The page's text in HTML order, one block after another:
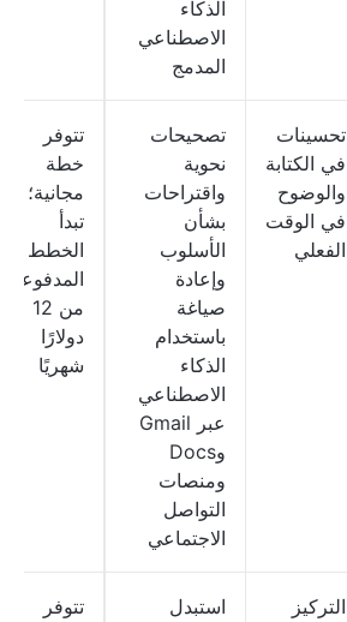
الذكاء
الاصطناعي
المدمج
تحسينات
في الكتابة
والوضوح
في الوقت
الفعلي
تصحيحات
نحوية
واقتراحات
بشأن
الأسلوب
وإعادة
صياغة
باستخدام
الذكاء
الاصطناعي
عبر Gmail
وDocs
ومنصات
التواصل
الاجتماعي
تتوفر
خطة
مجانية؛
تبدأ
الخطط
المدفوعة
من 12
دولارًا
شهريًا
التركيز
استبدل
تتوفر